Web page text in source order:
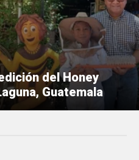
del Honey
Guatemala